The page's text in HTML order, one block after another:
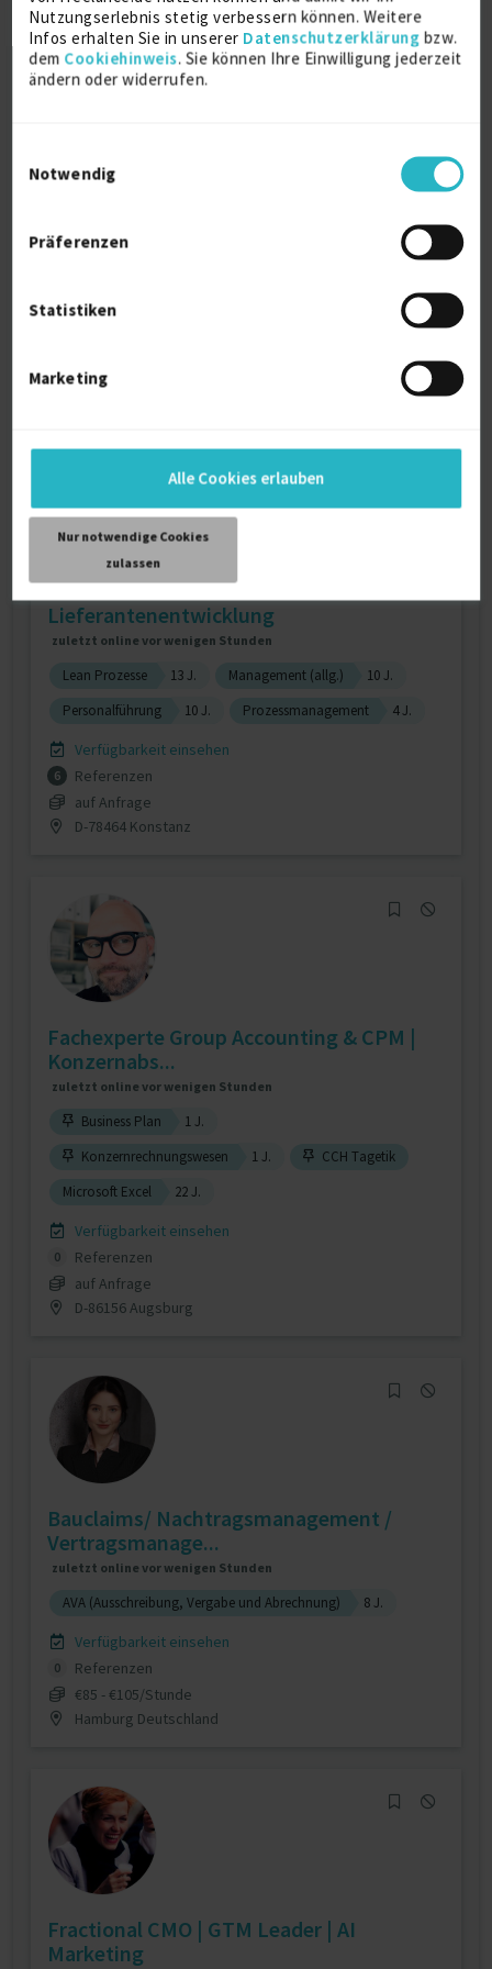
Nutzungserlebnis stetig verbessern können. Weitere
Infos erhalten Sie in unserer Datenschutzerklärung bzw.
dem Cookiehinweis. Sie können Ihre Einwilligung jederzeit
ändern oder widerrufen.
Notwendig
Präferenzen
Statistiken
Marketing
Alle Cookies erlauben
Nur notwendige Cookies
zulassen
zuletzt online vor wenigen Stunden
Amazon Web Services (AWS)
auf Anfrage
Lieferantenentwicklung
zuletzt online vor wenigen Stunden
Lean Prozesse 13 J. Management (allg.)
10 J.
Personalführung
10 J. Prozessmanagement 4 J.
Verfügbarkeit einsehen
6
Referenzen
auf Anfrage
D-78464 Konstanz
Fachexperte Group Accounting & CPM |
Konzernabs...
zuletzt online vor wenigen Stunden
Business Plan
1 J.
Konzernrechnungswesen
1 J.
CCH Tagetik
Microsoft Excel
22 J.
Verfügbarkeit einsehen
0
Referenzen
auf Anfrage
D-86156 Augsburg
Bauclaims/ Nachtragsmanagement /
Vertragsmanage...
zuletzt online vor wenigen Stunden
AVA (Ausschreibung, Vergabe und Abrechnung) 8 J.
Verfügbarkeit einsehen
0
Referenzen
€85 - €105/Stunde
Hamburg Deutschland
Fractional CMO | GTM Leader | AI
Marketing